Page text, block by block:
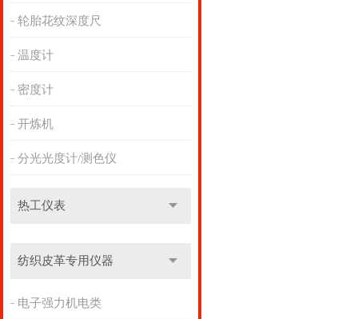
轮胎花纹深度尺
温度计
密度计
开炼机
分光光度计/测色仪
热工仪表
纺织皮革专用仪器
电子强力机电类